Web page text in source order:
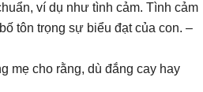
ví dụ như tình cảm. Tình cảm
tôn trọng sự biểu đạt của con. –
mẹ cho rằng, dù đắng cay hay